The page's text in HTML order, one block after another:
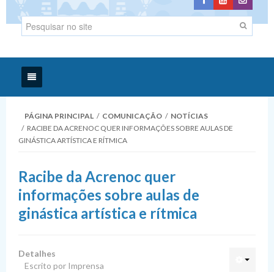
Institucional
Comissões
Estrutura Organizacional
Presidentes
Atividade Legislativa
Legislação
Lei Ordinária
Propostas de Emenda à LOM
Normas Orçamentárias
Transparência
Portal da Transparência da Câmara de Varginha
Contas Públicas
Notícias
PÁGINA PRINCIPAL / COMUNICAÇÃO / NOTÍCIAS
/ RACIBE DA ACRENOC QUER INFORMAÇÕES SOBRE AULAS DE
GINÁSTICA ARTÍSTICA E RÍTMICA
Racibe da Acrenoc quer
informações sobre aulas de
ginástica artística e rítmica
Detalhes
Escrito por Imprensa